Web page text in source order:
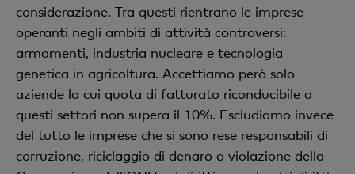
considerazione. Tra questi rientrano le imprese
operanti negli ambiti di attività controversi:
armamenti, industria nucleare e tecnologia
genetica in agricoltura. Accettiamo però solo
aziende la cui quota di fatturato riconducibile a
questi settori non supera il 10%. Escludiamo invece
del tutto le imprese che si sono rese responsabili di
corruzione, riciclaggio di denaro o violazione della